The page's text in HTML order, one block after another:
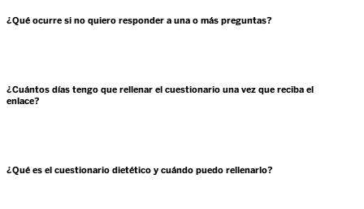
¿Qué ocurre si no quiero responder a una o más preguntas?
¿Cuántos días tengo que rellenar el cuestionario una vez que reciba el
enlace?
¿Qué es el cuestionario dietético y cuándo puedo rellenarlo?